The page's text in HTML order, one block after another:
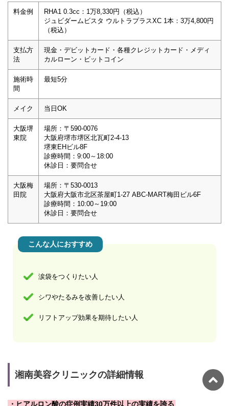
料金例
RHA1 0.3cc：1万8,330円（税込）
ジュビダームビスタ ウルトラプラスXC 1本：3万4,800円
（税込）
支払方
法
現金・デビットカード・各種クレジットカード・メディ
カルローン・ビットコイン
施術時
間
最短5分
メイク 当日OK
大阪堺
東院
場所：〒590-0076
大阪府堺市堺区北瓦町2-4-13
堺東EHビル8F
診療時間：9:00～18:00
休診日：要問合せ
大阪梅
田院
場所：〒530-0013
大阪府大阪市北区茶屋町1-27 ABC-MART梅田ビル6F
診療時間：10:00～19:00
休診日：要問合せ
こんな人におすすめ
涙袋をつくりたい人
シワやたるみを改善したい人
リフトアップ効果を期待したい人
湘南美容クリニックの詳細情報
・ヒアルロン酸の症例実績30万件以上の実績を誇る